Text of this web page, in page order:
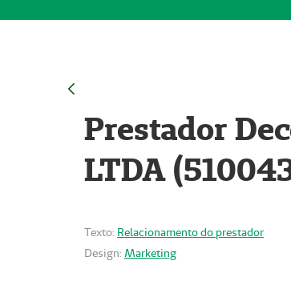
Prestador
LTDA
Texto: Relacionamento do prestador
Design: Marketing